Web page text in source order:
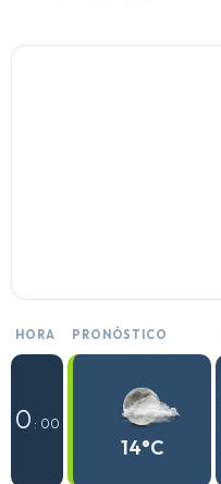
HORA PRONÓSTICO
0 : 00
14°C